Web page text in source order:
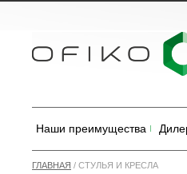
Наши преимущества
ГЛАВНАЯ / СТУЛЬЯ И КРЕСЛА